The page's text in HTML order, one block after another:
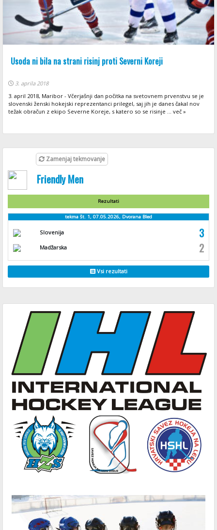
Usoda ni bila na strani risinj proti Severni Koreji
3. aprila 2018
3. april 2018, Maribor - Včerjašnji dan počitka na svetovnem prvenstvu se je
slovenski ženski hokejski reprezentanci prilegel, saj jih je danes čakal nov
težak obračun z ekipo Severne Koreje, s katero so se risinje ... več »
Zamenjaj tekmovanje
Friendly Men
Rezultati
tekma št. 1, 07.05.2026, Dvorana Bled
Slovenija 3
Madžarska 2
Vsi rezultati